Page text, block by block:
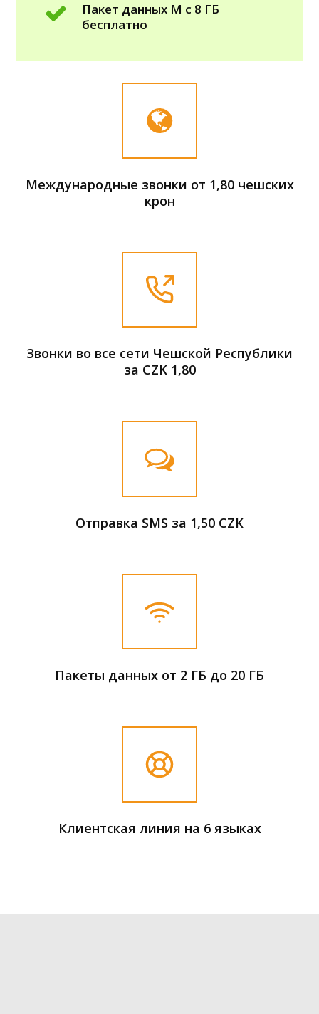
Пакет данных M с 8 ГБ
бесплатно
Международные звонки от 1,80 чешских
крон
Звонки во все сети Чешской Республики
за CZK 1,80
Отправка SMS за 1,50 CZK
Пакеты данных от 2 ГБ до 20 ГБ
Клиентская линия на 6 языках